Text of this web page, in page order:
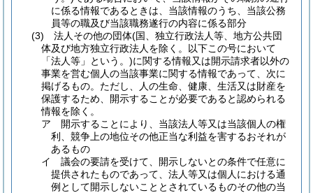
に係る情報であるときは、当該情報のうち、当該公務
員等の職及び当該職務遂行の内容に係る部分
(3)
法人その他の団体(国、独立行政法人等、地方公共団
体及び地方独立行政法人を除く。以下この号において
「法人等」という。)に関する情報又は開示請求者以外の
事業を営む個人の当該事業に関する情報であって、次に
掲げるもの。 ただし、人の生命、健康、生活又は財産を
保護するため、開示することが必要であると認められる
情報を除く。
ア
開示することにより、当該法人等又は当該個人の権
利、競争上の地位その他正当な利益を害するおそれが
あるもの
イ
議会の要請を受けて、開示しないとの条件で任意に
提供されたものであって、法人等又は個人における通
例として開示しないこととされているものその他の当